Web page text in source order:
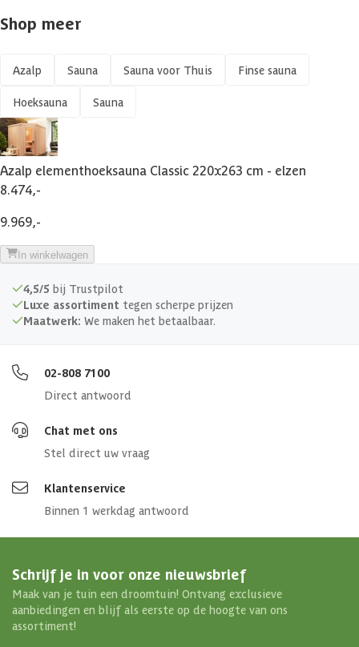
Shop meer
Azalp Sauna Sauna voor Thuis Finse sauna
Hoeksauna Sauna
Azalp elementhoeksauna Classic 220x263 cm - elzen
8.474,-
9.969,-
In winkelwagen
4,5/5 bij Trustpilot
Luxe assortiment tegen scherpe prijzen
Maatwerk: We maken het betaalbaar.
02-808 7100
Direct antwoord
Chat met ons
Stel direct uw vraag
Klantenservice
Binnen 1 werkdag antwoord
Schrijf je in voor onze nieuwsbrief
Maak van je tuin een droomtuin! Ontvang exclusieve
aanbiedingen en blijf als eerste op de hoogte van ons
assortiment!